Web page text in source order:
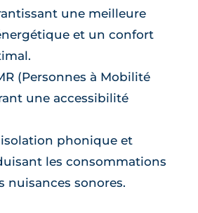
une meilleure
et un confort
(Personnes à Mobilité
une accessibilité
phonique et
les consommations
nuisances sonores.